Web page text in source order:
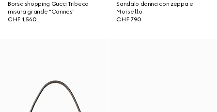
Borsa shopping Gucci Tribeca
misura grande "Cannes"
CHF 1,540
Sandalo donna con zeppa e
Morsetto
CHF 790